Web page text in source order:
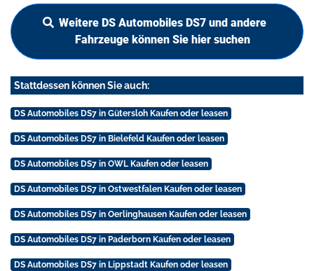
Weitere DS Automobiles DS7 und andere
Fahrzeuge können Sie hier suchen
Stattdessen können Sie auch:
DS Automobiles DS7 in Gütersloh Kaufen oder leasen
DS Automobiles DS7 in Bielefeld Kaufen oder leasen
DS Automobiles DS7 in OWL Kaufen oder leasen
DS Automobiles DS7 in Ostwestfalen Kaufen oder leasen
DS Automobiles DS7 in Oerlinghausen Kaufen oder leasen
DS Automobiles DS7 in Paderborn Kaufen oder leasen
DS Automobiles DS7 in Lippstadt Kaufen oder leasen